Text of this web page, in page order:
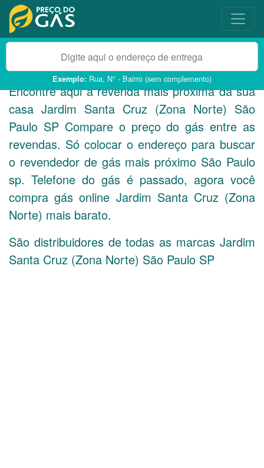
Exemplo: Rua, N° - Bairro (sem complemento)
Encontre aqui a revenda mais próxima da sua
casa Jardim Santa Cruz (Zona Norte) São
Paulo SPCompare o preço do gás entre as
revendas. Só colocar o endereço para buscar
o revendedor de gás mais próximo São Paulo
sp. Telefone do gás é passado, agora você
compra gás online Jardim Santa Cruz (Zona
Norte) mais barato.
São distribuidores de todas as marcas Jardim
Santa Cruz (Zona Norte) São Paulo SP